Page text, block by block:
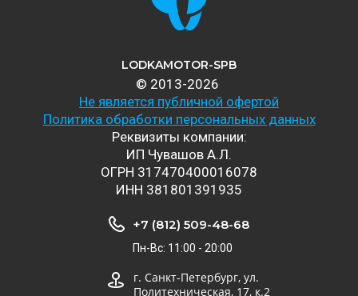
LODKAMOTOR-SPB
© 2013-2026
Не является публичной офертой
Политика обработки персональных данных
Реквизиты компании:
ИП Чувашов А.Л.
ОГРН 317470400016078
ИНН 381801391935
+7 (812) 509-48-68
Пн-Вс: 11:00 - 20:00
г. Санкт-Петербург, ул.
Политехническая, 17, к.2